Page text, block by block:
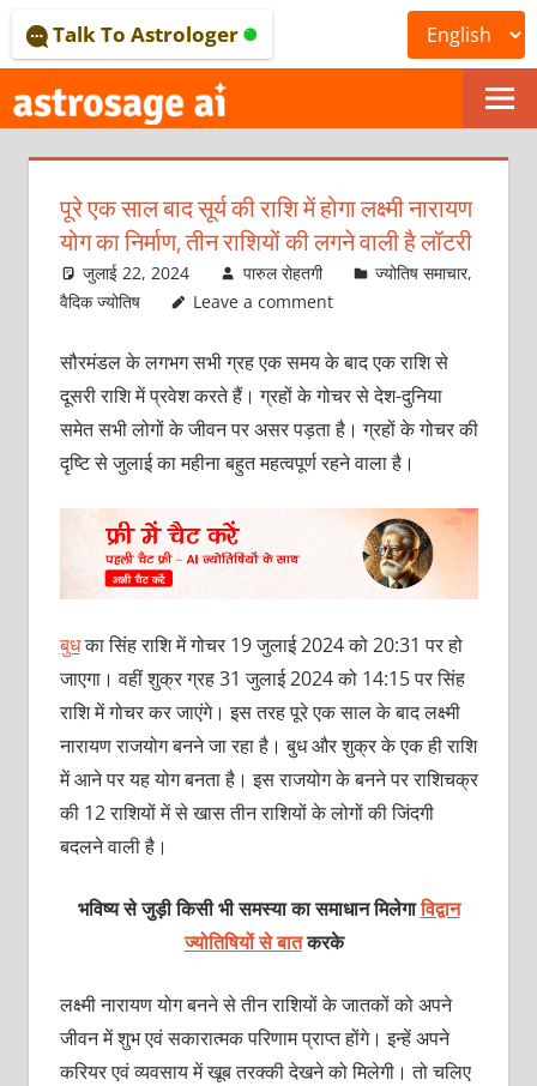
to
content
ONLINE
ASTROLOGICAL
JOURNAL
–
ASTROSAGE
MAGAZINE
Talk To Astrologer
पूरे एक साल बाद सूर्य की राशि में होगा लक्ष्‍मी नारायण
योग का निर्माण, तीन राशियों की लगने वाली है लॉटरी
जुलाई 22, 2024 पारुल रोहतगी ज्योतिष समाचार,
वैदिक ज्योतिष
Leave a comment
सौरमंडल के लगभग सभी ग्रह एक समय के बाद एक राशि से
दूसरी राशि में प्रवेश करते हैं। ग्रहों के गोचर से देश-दुनिया
समेत सभी लोगों के जीवन पर असर पड़ता है। ग्रहों के गोचर की
दृष्टि से जुलाई का महीना बहुत महत्‍वपूर्ण रहने वाला है।
बुधका सिंह राशि में गोचर 19 जुलाई 2024 को 20:31 पर हो
जाएगा। वहीं शुक्र ग्रह 31 जुलाई 2024 को 14:15 पर सिंह
राशि में गोचर कर जाएंगे। इस तरह पूरे एक साल के बाद लक्ष्‍मी
नारायण राजयोग बनने जा रहा है। बुध और शुक्र के एक ही राशि
में आने पर यह योग बनता है। इस राजयोग के बनने पर राशिचक्र
की 12 राशियों में से खास तीन राशियों के लोगों की जिंदगी
बदलने वाली है।
भविष्य से जुड़ी किसी भी समस्या का समाधान मिलेगाविद्वान
ज्योतिषियों से बातकरके
लक्ष्‍मी नारायण योग बनने से तीन राशियों के जातकों को अपने
जीवन में शुभ एवं सकारात्‍मक परिणाम प्राप्‍त होंगे। इन्‍हें अपने
करियर एवं व्‍यवसाय में खूब तरक्‍की देखने को मिलेगी। तो चलिए